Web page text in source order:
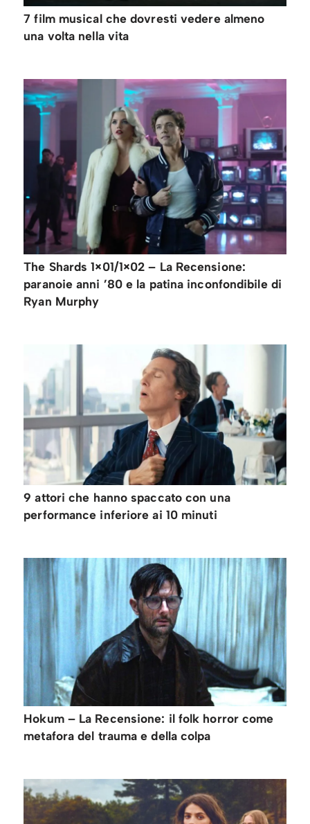
7 film musical che dovresti vedere almeno
una volta nella vita
The Shards 1×01/1×02 – La Recensione:
paranoie anni ’80 e la patina inconfondibile di
Ryan Murphy
9 attori che hanno spaccato con una
performance inferiore ai 10 minuti
Hokum – La Recensione: il folk horror come
metafora del trauma e della colpa